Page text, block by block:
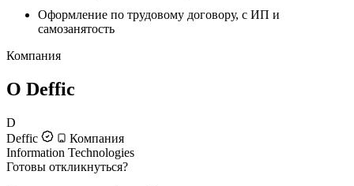
Оформление по трудовому договору, с ИП и
самозанятость
Компания
О Deffic
D
Deffic
Компания
Information Technologies
Готовы откликнуться?